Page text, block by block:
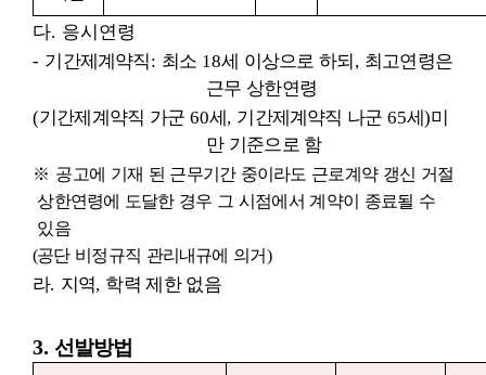
다. 응시연령
- 기간제계약직: 최소 18세 이상으로 하되 , 최고연령은
근무 상한연령
(기간제계약직 가군 60세, 기간제계약직 나군65세)미
만 기준으로 함
※ 공고에 기재 된 근무기간 중이라도 근로계약 갱신 거절
상한연령에 도달한 경우 그 시점에서 계약이 종료될 수
있음
(공단 비정규직 관리내규에 의거)
라. 지역, 학력 제한 없음
3. 선발방법